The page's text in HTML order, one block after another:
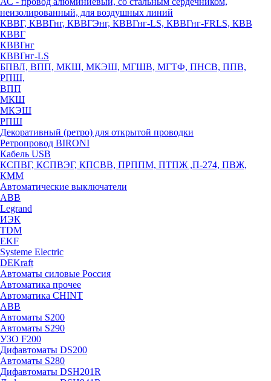
неизолированный, для воздушных линий
КВВГ, КВВГнг, КВВГЭнг, КВВГнг-LS, КВВГнг-FRLS, КВВ
КВВГ
КВВГнг
КВВГнг-LS
БПВЛ, ВПП, МКШ, МКЭШ, МГШВ, МГТФ, ПНСВ, ППВ,
РПШ,
ВПП
МКШ
МКЭШ
РПШ
Декоративный (ретро) для открытой проводки
Ретропровод BIRONI
Кабель USB
КСПВГ, КСПВЭГ, КПСВВ, ПРППМ, ПТПЖ ,П-274, ПВЖ,
КММ
Автоматические выключатели
ABB
Legrand
ИЭК
TDM
EKF
Systeme Electric
DEKraft
Автоматы силовые Россия
Автоматика прочее
Автоматика CHINT
ABB
Автоматы S200
Автоматы S290
УЗО F200
Дифавтоматы DS200
Автоматы S280
Дифавтоматы DSH201R